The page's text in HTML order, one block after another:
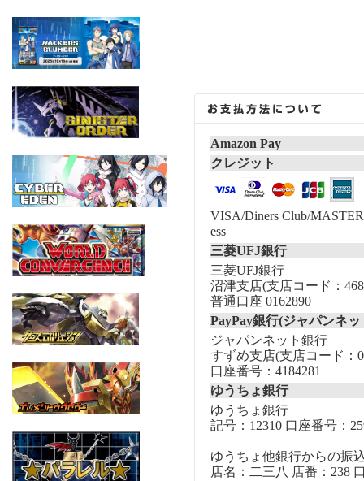
Amazon Pay
クレジット
VISA/Diners Club/
ess
三菱UFJ銀行
三菱UFJ銀行
沼津支店(支店コード：
普通口座 0162890
PayPay銀行(ジャパンネ
ジャパンネット銀行
すずめ支店(支店コード：
口座番号：4184281
ゆうちょ銀行
ゆうちょ銀行
記号：12310 口座番号：
ゆうちょ他銀行からの振
店名：二三八 店番：238